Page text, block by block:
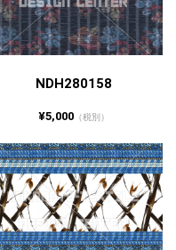
NDH280158
¥5,000（税別）